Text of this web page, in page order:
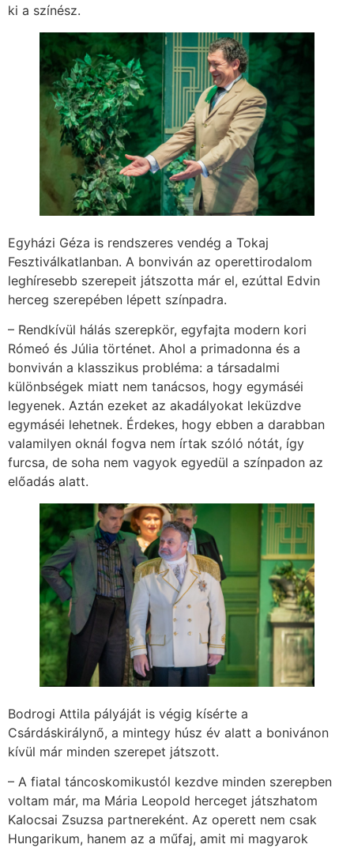
ki a színész.
Egyházi Géza is rendszeres vendég a Tokaj
Fesztiválkatlanban. A bonviván az operettirodalom
leghíresebb szerepeit játszotta már el, ezúttal Edvin
herceg szerepében lépett színpadra.
– Rendkívül hálás szerepkör, egyfajta modern kori
Rómeó és Júlia történet. Ahol a primadonna és a
bonviván a klasszikus probléma: a társadalmi
különbségek miatt nem tanácsos, hogy egymáséi
legyenek. Aztán ezeket az akadályokat leküzdve
egymáséi lehetnek. Érdekes, hogy ebben a darabban
valamilyen oknál fogva nem írtak szóló nótát, így
furcsa, de soha nem vagyok egyedül a színpadon az
előadás alatt.
Bodrogi Attila pályáját is végig kísérte a
Csárdáskirálynő, a mintegy húsz év alatt a bonivánon
kívül már minden szerepet játszott.
– A fiatal táncoskomikustól kezdve minden szerepben
voltam már, ma Mária Leopold herceget játszhatom
Kalocsai Zsuzsa partnereként. Az operett nem csak
Hungarikum, hanem az a műfaj, amit mi magyarok